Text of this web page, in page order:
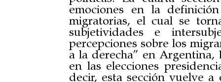
emociones en la
migratorias, el cual se
subjetividades e
percepciones sobre los
a la derecha” en Argentina,
en las elecciones
decir, esta sección vuelve